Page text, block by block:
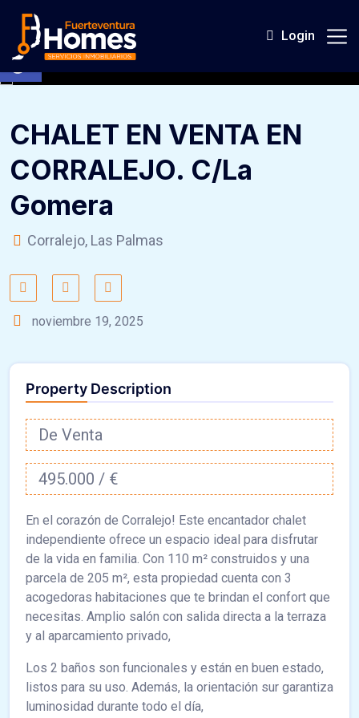
Abrir barra de herramientas
content
Login
CHALET EN VENTA EN
CORRALEJO. C/La
Gomera
Corralejo, Las Palmas
noviembre 19, 2025
Property Description
De Venta
495.000 / €
En el corazón de Corralejo! Este encantador chalet
independiente ofrece un espacio ideal para disfrutar
de la vida en familia. Con 110 m² construidos y una
parcela de 205 m², esta propiedad cuenta con 3
acogedoras habitaciones que te brindan el confort que
necesitas. Amplio salón con salida directa a la terraza
y al aparcamiento privado,
Los 2 baños son funcionales y están en buen estado,
listos para su uso. Además, la orientación sur garantiza
luminosidad durante todo el día,